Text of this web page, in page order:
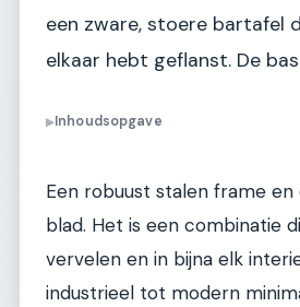
een zware, stoere bartafel
elkaar hebt geflanst. De
▶Inhoudsopgave
Een robuust stalen frame
blad. Het is een combinatie
vervelen en in bijna elk
industrieel tot modern